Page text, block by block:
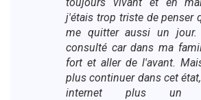
j'étais trop triste de penser
me quitter aussi un
consulté car dans ma
fort et aller de l'avant.
plus continuer dans cet
internet plus un